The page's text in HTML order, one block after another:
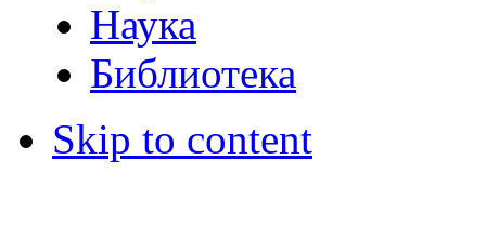
Наука
Библиотека
Skip to content